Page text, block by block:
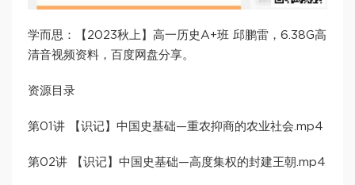
学而思：【2023秋上】高一历史A+班 邱鹏雷，6.38G高
清音视频资料，百度网盘分享。
资源目录
第01讲 【识记】中国史基础—重农抑商的农业社会.mp4
第02讲 【识记】中国史基础—高度集权的封建王朝.mp4